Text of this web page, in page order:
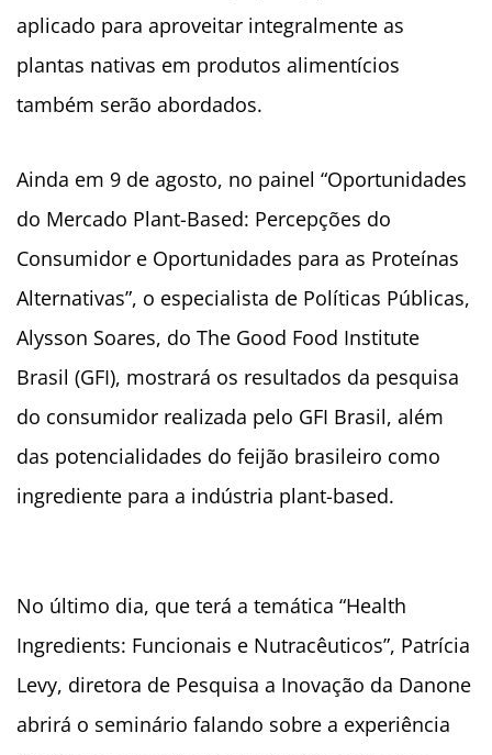
aplicado para aproveitar integralmente as
plantas nativas em produtos alimentícios
também serão abordados.
Ainda em 9 de agosto, no painel “Oportunidades
do Mercado Plant-Based: Percepções do
Consumidor e Oportunidades para as Proteínas
Alternativas”, o especialista de Políticas Públicas,
Alysson Soares, do The Good Food Institute
Brasil (GFI), mostrará os resultados da pesquisa
do consumidor realizada pelo GFI Brasil, além
das potencialidades do feijão brasileiro como
ingrediente para a indústria plant-based.
No último dia, que terá a temática “Health
Ingredients: Funcionais e Nutracêuticos”, Patrícia
Levy, diretora de Pesquisa a Inovação da Danone
abrirá o seminário falando sobre a experiência